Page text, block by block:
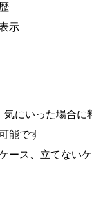
示
にいった場合に
能です
ース、立てない